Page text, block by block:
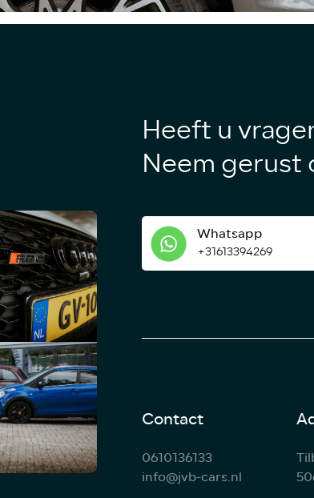
Heeft u
Neem gerust
Whatsapp
+31613394269
Contact
0610136133
info@jvb-cars.nl